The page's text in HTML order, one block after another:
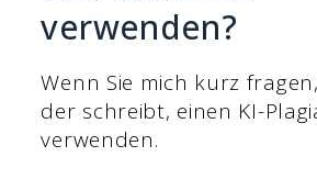
verwenden?
Wenn Sie mich kurz
der schreibt, einen KI-
verwenden.